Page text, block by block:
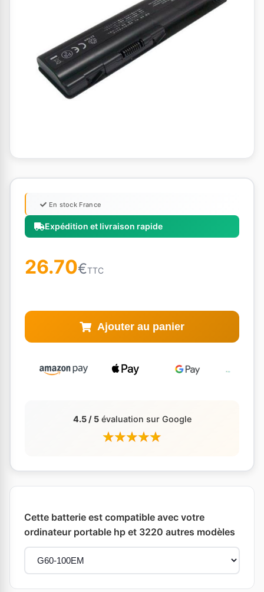
Expédition et livraison rapide
En stock France
26.70€TTC
Ajouter au panier
4.5 / 5évaluation sur Google
Cette batterie est compatible avec votre
ordinateur portable hp et 3220 autres modèles